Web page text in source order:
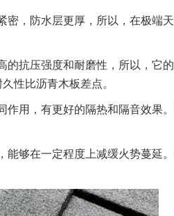
，防水层更厚，所以，在极端
抗压强度和耐磨性，所以，它
性比沥青木板差点。
用，有更好的隔热和隔音效果
够在一定程度上减缓火势蔓延